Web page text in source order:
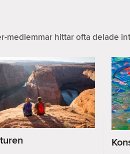
medlemmar hittar ofta delade